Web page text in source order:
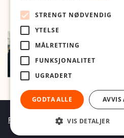
Copyright © 2026
Forretningssystemog
STRENGT NØDVENDIG
YTELSE
MÅLRETTING
FUNKSJONALITET
UGRADERT
GODTA ALLE AVVIS
VIS DETALJER